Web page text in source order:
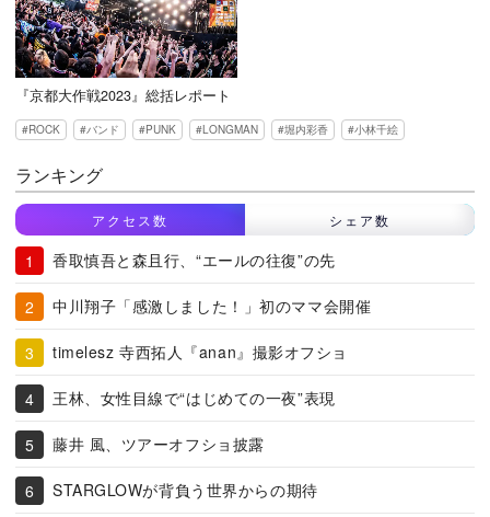
『京都大作戦2023』総括レポート
ROCK バンド PUNK LONGMAN 堀内彩香 小林千絵
ランキング
アクセス数 シェア数
香取慎吾と森且行、“エールの往復”の先
中川翔子「感激しました！」初のママ会開催
timelesz 寺西拓人『anan』撮影オフショ
王林、女性目線で“はじめての一夜”表現
藤井 風、ツアーオフショ披露
STARGLOWが背負う世界からの期待